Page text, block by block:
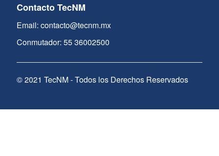
Contacto TecNM
Email: contacto@tecnm.mx
Conmutador: 55 36002500
© 2021 TecNM - Todos los Derechos Reservados